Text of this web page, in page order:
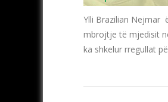
Ylli Brazilian Nejmar
mbrojtje të mjedisit
ka shkelur rregullat